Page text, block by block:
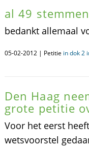
al 49 stemmen
bedankt allemaal
05-02-2012 | Petitie in dok 2
Den Haag
grote petitie
Voor het eerst
wetsvoorstel